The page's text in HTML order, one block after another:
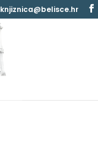
knjiznica@belisce.hr